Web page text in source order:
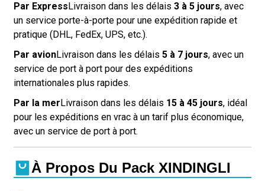
Par Express Livraison dans les délais 3 à 5 jours, avec
un service porte-à-porte pour une expédition rapide et
pratique (DHL, FedEx, UPS, etc.).
Par avionLivraison dans les délais 5 à 7 jours, avec un
service de port à port pour des expéditions
internationales plus rapides.
Par la mer Livraison dans les délais 15 à 45 jours, idéal
pour les expéditions en vrac à un tarif plus économique,
avec un service de port à port.
À Propos Du Pack XINDINGLI